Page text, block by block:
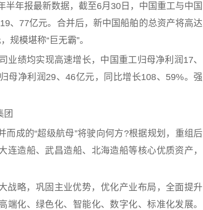
半年报最新数据，截至6月30日，中国重工与中国
、77亿元。合并后，新中国船舶的总资产将高达
规模堪称“巨无霸”。
业绩均实现高速增长，中国重工归母净利润17、
母净利润29、46亿元，同比增长108、59%。强
团
而成的“超级航母”将驶向何方?根据规划，重组后
连造船、武昌造船、北海造船等核心优质资产，
战略，巩固主业优势，优化产业布局，全面提升
化、绿色化、智能化、数字化、标准化发展。